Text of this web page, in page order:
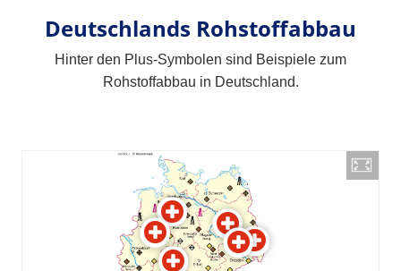
Deutschlands Rohstoffabbau
Hinter den Plus-Symbolen sind Beispiele zum
Rohstoffabbau in Deutschland.